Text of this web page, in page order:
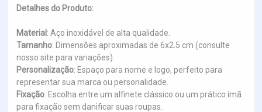
Detalhes do Produto:
Material : Aço inoxidável de alta qualidade.
Tamanho: Dimensões aproximadas de 6x2.5 cm (consulte
nosso site para variações).
Personalização: Espaço para nome e logo, perfeito para
representar sua marca ou personalidade.
Fixação: Escolha entre um alfinete clássico ou um prático ímã
para fixação sem danificar suas roupas.